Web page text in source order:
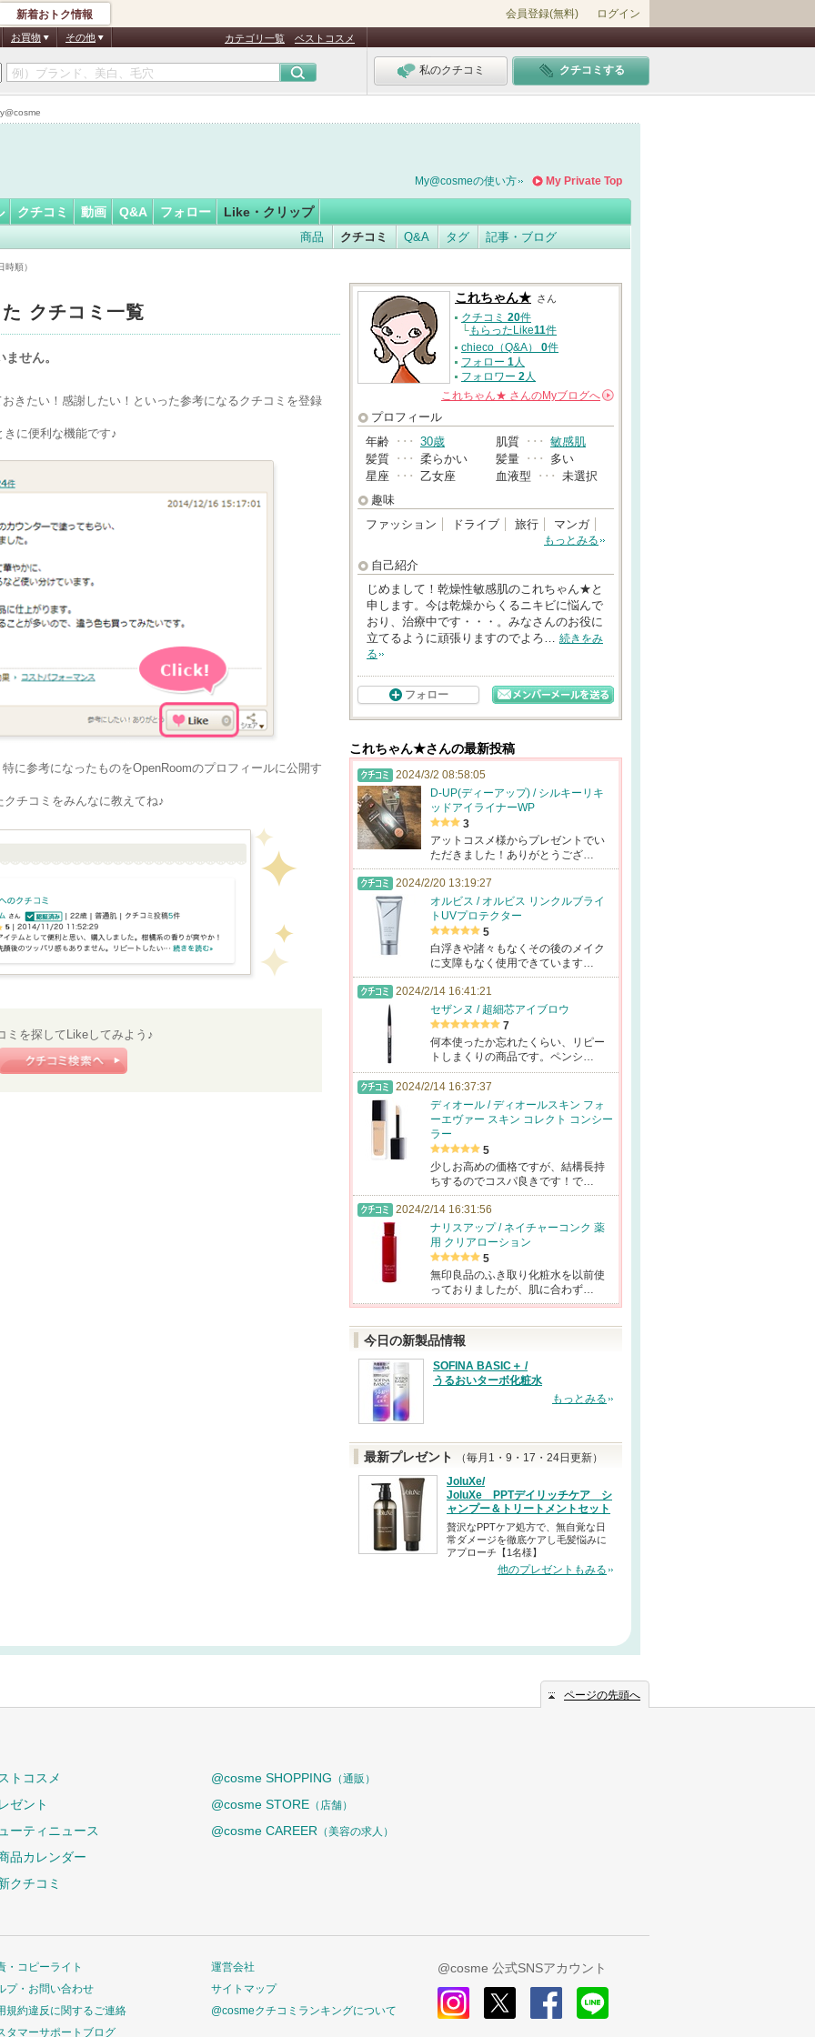
新着おトク情報 会員登録(無料) ログイン
お買物 その他 カテゴリ一覧 ベストコスメ
私のクチコミ クチコミする
★さん
My Private Top
My@cosmeの使い方
クチコミ 動画 Q&A フォロー Like・クリップ
商品 クチコミ Q&A タグ 記事・ブログ
順）
クチコミ一覧
せん。
きたい！感謝したい！といった参考になるクチコミを登録
に便利な機能です♪
に参考になったものをOpenRoomのプロフィールに公開す
チコミをみんなに教えてね♪
ミを探してLikeしてみよう♪
これちゃん★ さん
クチコミ 20件
└もらったLike11件
chieco（Q&A） 0件
フォロー 1人
フォロワー 2人
これちゃん★ さんのMyブログへ
プロフィール
年齢 ･･･ 30歳 肌質 ･･･ 敏感肌
髪質 ･･･ 柔らかい 髪量 ･･･
多い
星座 ･･･ 乙女座 血液型 ･･･ 未選択
趣味
ファッション
ドライブ 旅行 マンガ
もっとみる
自己紹介
じめまして！乾燥性敏感肌のこれちゃん★と
申します。今は乾燥からくるニキビに悩んで
おり、治療中です・・・。みなさんのお役に
立てるように頑張りますのでよろ… 続きをみ
る
フォロー
これちゃん★さんの最新投稿
2024/3/2 08:58:05
D-UP(ディーアップ) / シルキーリキ
ッドアイライナーWP
3
アットコスメ様からプレゼントでい
ただきました！ありがとうござ…
2024/2/20 13:19:27
オルビス / オルビス リンクルブライ
トUVプロテクター
5
白浮きや諸々もなくその後のメイク
に支障もなく使用できています…
2024/2/14 16:41:21
セザンヌ / 超細芯アイブロウ
7
何本使ったか忘れたくらい、リピー
トしまくりの商品です。ペンシ…
2024/2/14 16:37:37
ディオール / ディオールスキン フォ
ーエヴァー スキン コレクト コンシー
ラー
5
少しお高めの価格ですが、結構長持
ちするのでコスパ良きです！で…
2024/2/14 16:31:56
ナリスアップ / ネイチャーコンク 薬
用 クリアローション
5
無印良品のふき取り化粧水を以前使
っておりましたが、肌に合わず…
今日の新製品情報
SOFINA BASIC＋ /
うるおいターボ化粧水
もっとみる
最新プレゼント
（毎月1・9・17・24日更新）
JoluXe/
JoluXe PPTデイリッチケア シ
ャンプー＆トリートメントセット
贅沢なPPTケア処方で、無自覚な日
常ダメージを徹底ケアし毛髪悩みに
アプローチ【1名様】
他のプレゼントもみる
ページの先頭へ
トコスメ
ゼント
ーティニュース
品カレンダー
クチコミ
@cosme SHOPPING （通販）
@cosme STORE （店舗）
@cosme CAREER （美容の求人）
・コピーライト
プ・お問い合わせ
規約違反に関するご連絡
タマーサポートブログ
運営会社
サイトマップ
@cosmeクチコミランキングについて
@cosme 公式SNSアカウント